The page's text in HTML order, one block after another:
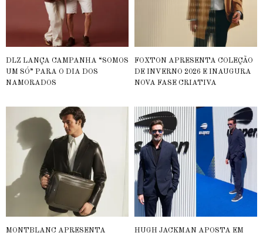
DLZ LANÇA CAMPANHA “SOMOS
UM SÓ” PARA O DIA DOS
NAMORADOS
FOXTON APRESENTA COLEÇÃO
DE INVERNO 2026 E INAUGURA
NOVA FASE CRIATIVA
MONTBLANC APRESENTA
HUGH JACKMAN APOSTA EM